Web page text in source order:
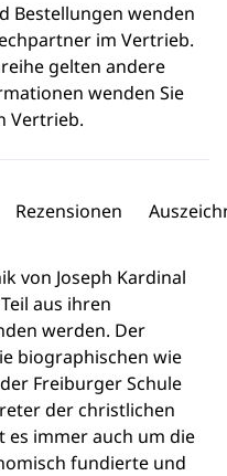
Bestellungen wenden
im Vertrieb.
gelten andere
wenden Sie
Vertrieb.
Rezensionen
von Joseph Kardinal
aus ihren
werden. Der
biographischen wie
Freiburger Schule
der christlichen
es immer auch um die
fundierte und